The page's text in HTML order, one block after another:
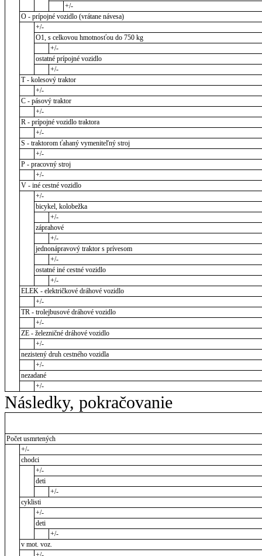
+/-
O - prípojné vozidlo (vrátane návesa)
+/-
O1, s celkovou hmotnosťou do 750 kg
+/-
ostatné prípojné vozidlo
+/-
T - kolesový traktor
+/-
C - pásový traktor
+/-
R - prípojné vozidlo traktora
+/-
S - traktorom ťahaný vymeniteľný stroj
+/-
P - pracovný stroj
+/-
V - iné cestné vozidlo
+/-
bicykel, kolobežka
+/-
záprahové
+/-
jednonápravový traktor s prívesom
+/-
ostatné iné cestné vozidlo
+/-
ELEK - električkové dráhové vozidlo
+/-
TR - trolejbusové dráhové vozidlo
+/-
ZE - železničné dráhové vozidlo
+/-
nezistený druh cestného vozidla
+/-
nezadané
+/-
Následky, pokračovanie
Počet usmrtených
+/-
chodci
+/-
deti
+/-
cyklisti
+/-
deti
+/-
v mot. voz.